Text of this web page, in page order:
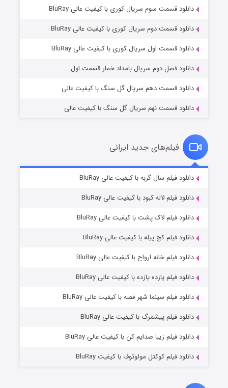
مردگان متحرک: شهر مرده ۳
قسمت۲ (زیرنویس) منتشر شد
قسمت۷ (زیرنویس) منتشر شد
دانلود قسمت سوم سریال کوری با کیفیت عالی BluRay
دانلود قسمت دوم سریال کوری با کیفیت عالی BluRay
دانلود قسمت اول سریال کوری با کیفیت عالی BluRay
دانلود فصل دوم سریال بامداد خمار قسمت اول
دانلود قسمت دهم سریال گل سنگ با کیفیت عالی
دانلود قسمت نهم سریال گل سنگ با کیفیت عالی
فیلم‌های جدید ایرانی
دانلود فیلم سال گربه با کیفیت عالی BluRay
دانلود فیلم لاله کبود با کیفیت عالی BluRay
دانلود فیلم لاک پشت با کیفیت عالی BluRay
دانلود فیلم کج‌ پیله با کیفیت عالی BluRay
دانلود فیلم خانه ارواح با کیفیت عالی BluRay
دانلود فیلم یازده یازده با کیفیت عالی BluRay
دانلود فیلم سینما شهر قصه با کیفیت عالی BluRay
دانلود فیلم پیشمرگ با کیفیت عالی BluRay
دانلود فیلم زیبا صدایم کن با کیفیت عالی BluRay
دانلود فیلم کوکتل مولوتوف با کیفیت BluRay